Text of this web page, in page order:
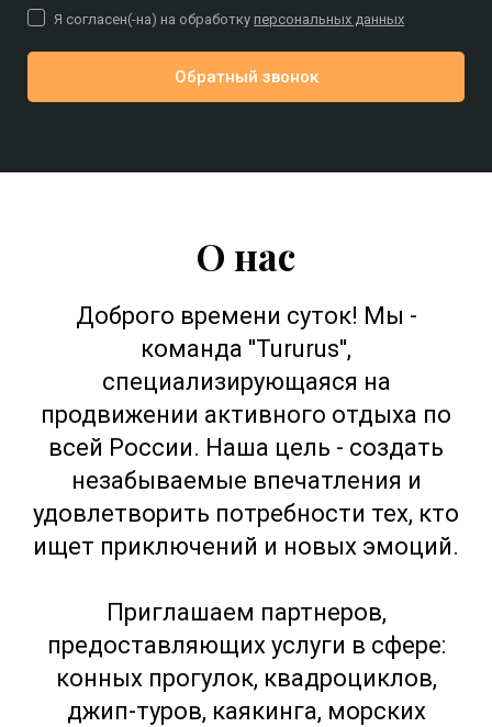
Обратный звонок
Я согласен(-на) на обработку персональных данных
О нас
Доброго времени суток! Мы -
команда ''Tururus'',
специализирующаяся на
продвижении активного отдыха по
всей России. Наша цель - создать
незабываемые впечатления и
удовлетворить потребности тех, кто
ищет приключений и новых эмоций.
Приглашаем партнеров,
предоставляющих услуги в сфере:
конных прогулок, квадроциклов,
джип-туров, каякинга, морских